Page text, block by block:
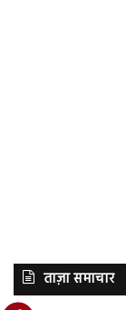
ताज़ा समाचार